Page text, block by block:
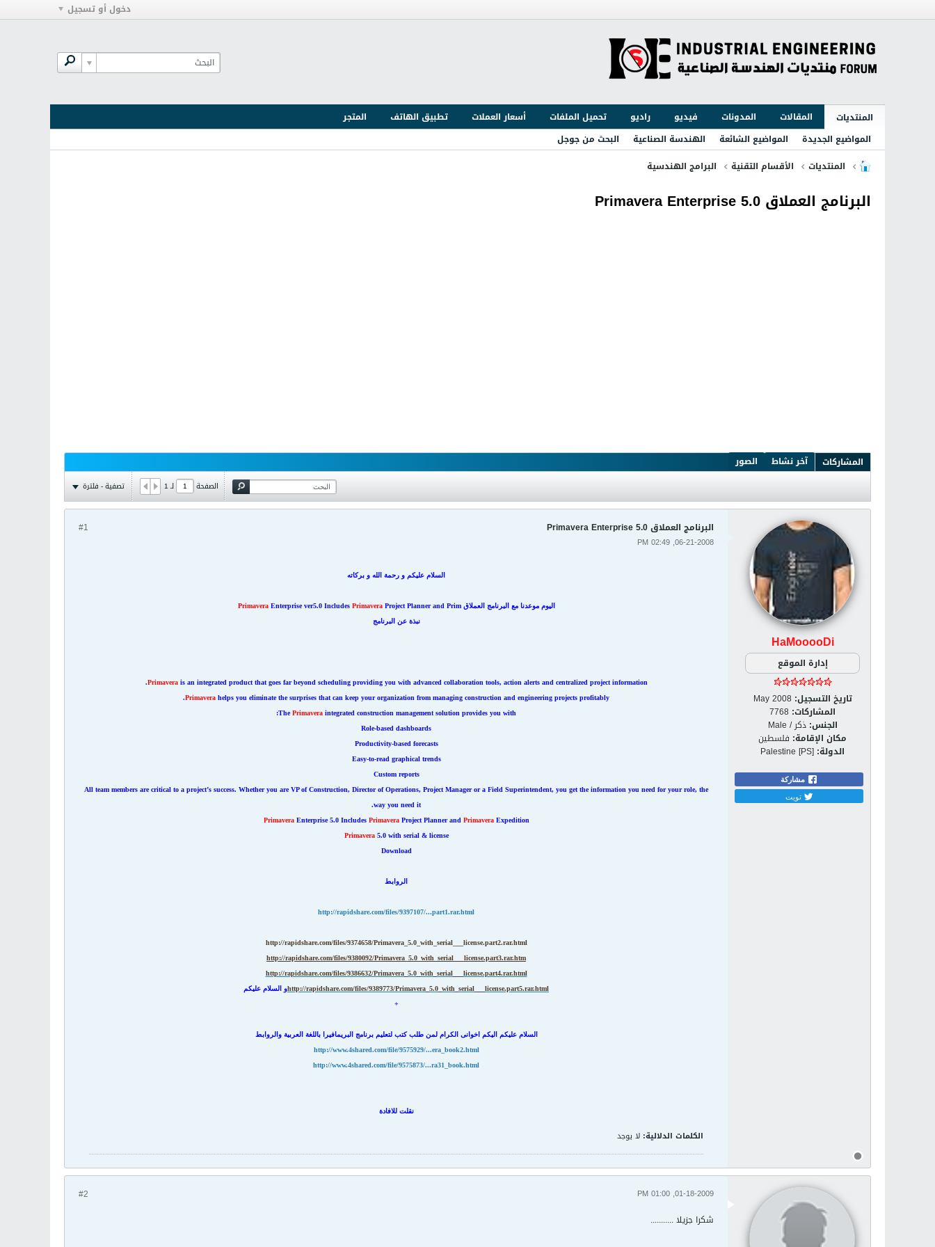
دخول أو تسجيل
المنتديات المقالات المدونات فيديو راديو تحميل الملفات أسعار العملات تطبيق الهاتف
المتجر
المواضيع الجديدة
المواضيع الشائعة الهندسة الصناعية
البحث من جوجل
المنتديات
الأقسام التقنية البرامج الهندسية
البرنامج العملاق Primavera Enterprise 5.0
المشاركات آخر نشاط الصور
الصفحة لـ1 تصفية - فلترة
HaMooooDi
إدارة الموقع
تاريخ التسجيل: May 2008
المشاركات: 7768
الجنس: ذكر / Male
مكان الإقامة: فلسطين
الدولة: Palestine [PS]
مشاركة
تويت
#1 البرنامج العملاق Primavera Enterprise 5.0
06-21-2008, 02:49 PM
السلام عليكم و رحمة الله و بركاته
اليوم موعدنا مع البرنامج العملاق PrimaveraEnterprise ver5.0 Includes PrimaveraProject Planner and Prim
نبذة عن البرنامج
Primaverais an integrated product that goes far beyond scheduling providing you with advanced collaboration tools, action alerts and centralized project information.
Primavera helps you eliminate the surprises that can keep your organization from managing construction and engineering projects profitably.
ThePrimavera integrated construction management solution provides you with:
Role-based dashboards
Productivity-based forecasts
Easy-to-read graphical trends
Custom reports
All team members are critical to a project’s success. Whether you are VP of Construction, Director of Operations, Project Manager or a Field Superintendent, you get the information you need for your role, the
way you need it.
PrimaveraEnterprise 5.0 Includes PrimaveraProject Planner and PrimaveraExpedition
Primavera5.0 with serial & license
Download
الروابط
http://rapidshare.com/files/9397107/...part1.rar.html
http://rapidshare.com/files/9374658/Primavera_5.0_with_serial___license.part2.rar.html
http://rapidshare.com/files/9380092/Primavera_5.0_with_serial___license.part3.rar.htm
http://rapidshare.com/files/9386632/Primavera_5.0_with_serial___license.part4.rar.html
http://rapidshare.com/files/9389773/Primavera_5.0_with_serial___license.part5.rar.htmlو السلام عليكم
+
السلام عليكم اليكم اخوانى الكرام لمن طلب كتب لتعليم برنامج البريمافيرا باللغة العربيةوالروابط
http://www.4shared.com/file/9575929/...era_book2.html
http://www.4shared.com/file/9575873/...ra31_book.html
نقلت للافادة
الكلمات الدلالية: لا يوجد
#2 01-18-2009, 01:00 PM
شكرا جزيلا ...........